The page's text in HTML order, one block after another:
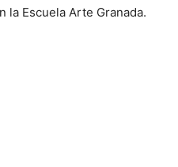
la Escuela Arte Granada.